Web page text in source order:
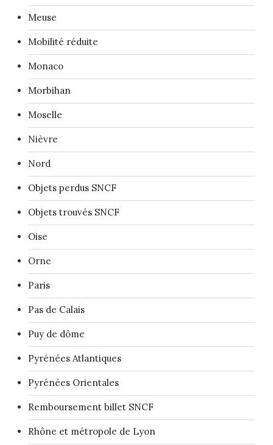
Meuse
Mobilité réduite
Monaco
Morbihan
Moselle
Nièvre
Nord
Objets perdus SNCF
Objets trouvés SNCF
Oise
Orne
Paris
Pas de Calais
Puy de dôme
Pyrénées Atlantiques
Pyrénées Orientales
Remboursement billet SNCF
Rhône et métropole de Lyon